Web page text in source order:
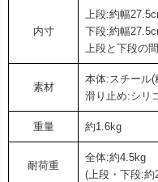
内寸
上段:約幅
下段:約幅
上段と下段の
素材
本体:スチール(
滑り止め:シリ
重量 約1.6kg
耐荷重
全体:約4.5kg
(上段・下段:約